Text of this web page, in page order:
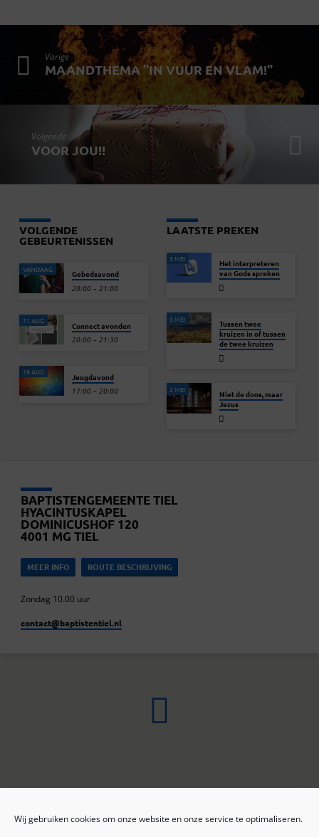
Wij gebruiken cookies om onze website en onze service te optimaliseren.
Vorige
MAANDTHEMA "IN VUUR EN VLAM!"
Volgende
VOOR JOU!!
VOLGENDE
GEBEURTENISSEN
VANDAAG Gebedsavond
20:00 – 21:00
11 AUG Connect avonden
20:00 – 21:30
19 AUG Jeugdavond
17:00 – 20:00
LAATSTE PREKEN
3 MEI
Het interpreteren
van Gods spreken
3 MEI
Tussen twee
kruizen in of tussen
de twee kruizen
2 MEI
Niet de doos, maar
Jezus
BAPTISTENGEMEENTE TIEL
HYACINTUSKAPEL
DOMINICUSHOF 120
4001 MG TIEL
MEER INFO ROUTE BESCHRIJVING
Zondag 10.00 uur
contact​@baptistentiel.nl
ONLINE ARCHIEF